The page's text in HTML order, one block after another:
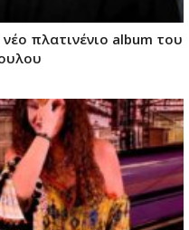
πλατινένιο album του